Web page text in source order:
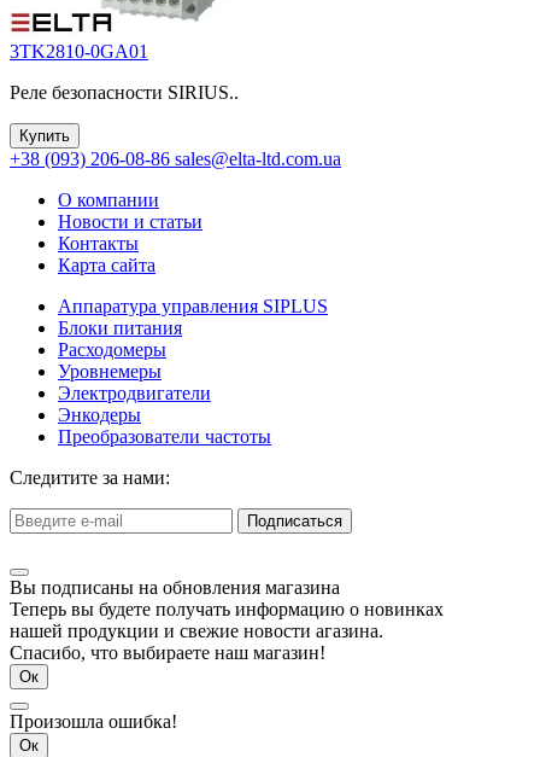
3TK2810-0GA01
Реле безопасности SIRIUS..
Купить
+38 (093) 206-08-86 sales@elta-ltd.com.ua
О компании
Новости и статьи
Контакты
Карта сайта
Аппаратура управления SIPLUS
Блоки питания
Расходомеры
Уровнемеры
Электродвигатели
Энкодеры
Преобразователи частоты
Следитите за нами:
Подписаться
Вы подписаны на обновления магазина
Теперь вы будете получать информацию о новинках
нашей продукции и свежие новости агазина.
Спасибо, что выбираете наш магазин!
Ок
Произошла ошибка!
Ок